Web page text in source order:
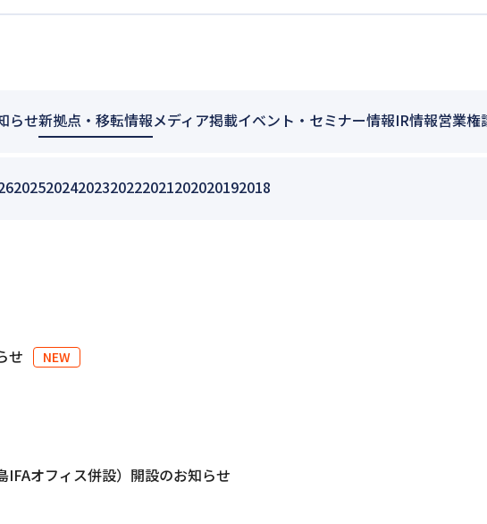
らせ新拠点・移転情報メディア掲載イベント・セミナー情報IR情報営業権
20252024202320222021202020192018
せ
IFAオフィス併設）開設のお知らせ